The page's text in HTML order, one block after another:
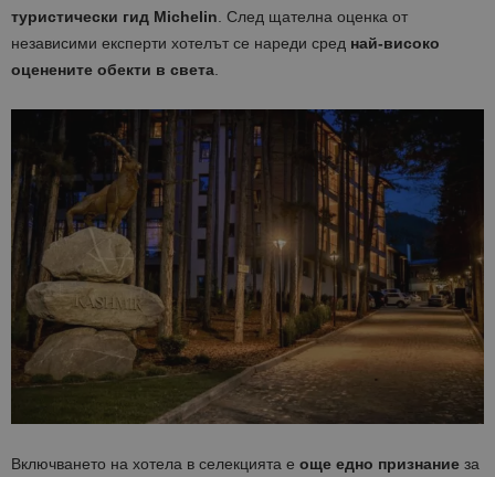
туристически гид Michelin . След щателна оценка от
независими експерти хотелът се нареди сред най-високо
оценените обекти в света
Включването на хотела в селекцията е още едно признание за